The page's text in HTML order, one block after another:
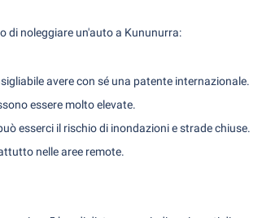
di noleggiare un'auto a Kununurra:
avere con sé una patente internazionale.
essere molto elevate.
esserci il rischio di inondazioni e strade chiuse.
nelle aree remote.